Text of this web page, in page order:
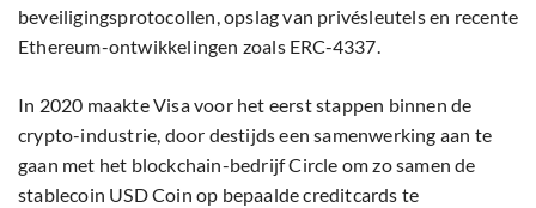
beveiligingsprotocollen, opslag van privésleutels en recente
Ethereum-ontwikkelingen zoals ERC-4337.
In 2020 maakte Visa voor het eerst stappen binnen de
crypto-industrie, door destijds een samenwerking aan te
gaan met het blockchain-bedrijf Circle om zo samen de
stablecoin USD Coin op bepaalde creditcards te